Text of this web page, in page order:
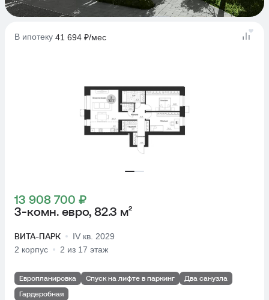
В ипотеку 41 694 ₽/мес
13 908 700 ₽
3-комн. евро, 82.3 м²
ВИТА-ПАРК
IV кв. 2029
2 корпус
2 из 17 этаж
Европланировка Спуск на лифте в паркинг
Два санузла
Гардеробная